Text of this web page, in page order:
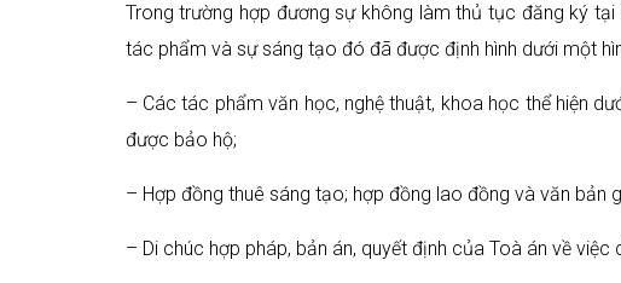
Trong trường hợp đương sự không làm thủ tục đăng ký
tác phẩm và sự sáng tạo đó đã được định hình dưới một
– Các tác phẩm văn học, nghệ thuật, khoa học thể hiện
được bảo hộ;
– Hợp đồng thuê sáng tạo; hợp đồng lao đồng và văn
– Di chúc hợp pháp, bản án, quyết định của Toà án về